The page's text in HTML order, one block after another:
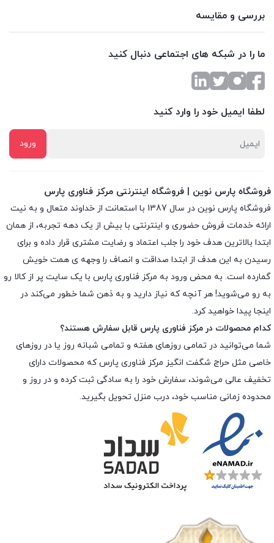
بررسی و مقایسه
ما را در شبکه های اجتماعی دنبال کنید
لطفا ایمیل خود را وارد کنید
فروشگاه پارس نوین | فروشگاه اینترنتی مرکز فناوری پارس
فروشگاه پارس نوین در سال 1387 با استعانت از خداوند متعال و به نیت
ارائه خدمات فروش حضوری و اینترنتی با بیش از یک دهه تجربه، از همان
ابتدا بالاترین هدف خود را جلب اعتماد و رضایت مشتری قرار داده و براى
رسیدن به این هدف از ابتدا صداقت و انصاف را وجهه ى همت خویش
گمارده است. به محض ورود به مرکز فناوری پارس با یک سایت پر از کالا رو
به رو می‌شوید! هر آنچه که نیاز دارید و به ذهن شما خطور می‌کند در
اینجا پیدا خواهید کرد.
کدام محصولات در مرکز فناوری پارس قابل سفارش هستند؟
شما می‌توانید در تمامی روزهای هفته و تمامی شبانه روز یا در روزهای
خاصی مثل حراج شگفت انگیز مرکز فناوری پارس که محصولات دارای
تخفیف عالی می‌شوند، سفارش خود را به سادگی ثبت کرده و در روز و
محدوده زمانی مناسب خود، درب منزل تحویل بگیرید.